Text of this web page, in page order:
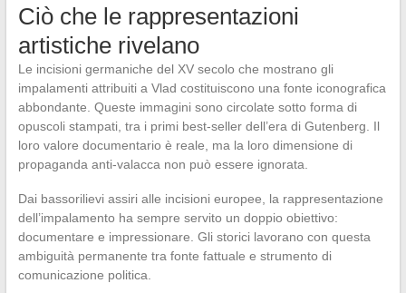
Ciò che le rappresentazioni
artistiche rivelano
Le incisioni germaniche del XV secolo che mostrano gli
impalamenti attribuiti a Vlad costituiscono una fonte iconografica
abbondante. Queste immagini sono circolate sotto forma di
opuscoli stampati, tra i primi best-seller dell’era di Gutenberg. Il
loro valore documentario è reale, ma la loro dimensione di
propaganda anti-valacca non può essere ignorata.
Dai bassorilievi assiri alle incisioni europee, la rappresentazione
dell’impalamento ha sempre servito un doppio obiettivo:
documentare e impressionare. Gli storici lavorano con questa
ambiguità permanente tra fonte fattuale e strumento di
comunicazione politica.